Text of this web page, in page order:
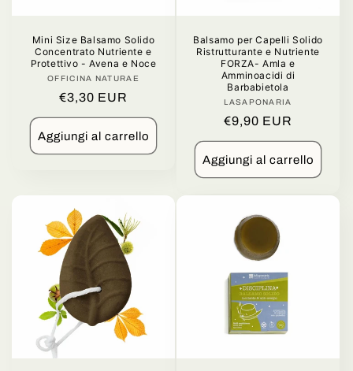
Mini Size Balsamo Solido
Concentrato Nutriente e
Protettivo - Avena e Noce
Produttore:
OFFICINA NATURAE
Prezzo
di
listino
€3,30 EUR
Aggiungi al carrello
Balsamo per Capelli Solido
Ristrutturante e Nutriente
FORZA- Amla e
Amminoacidi di
Barbabietola
Produttore:
LASAPONARIA
Prezzo
di
listino
€9,90 EUR
Aggiungi al carrello